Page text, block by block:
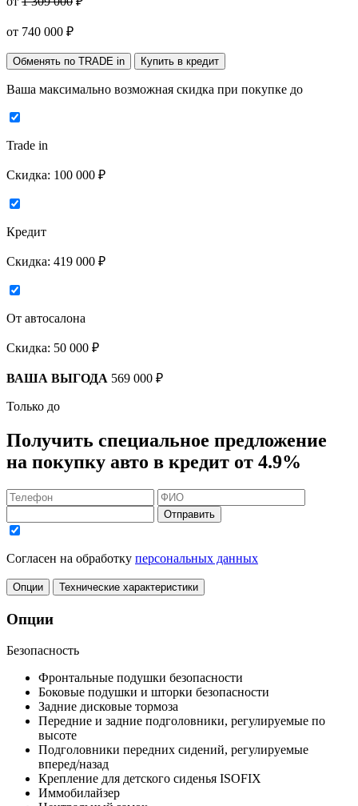
от 740 000 ₽
Обменять по TRADE in Купить в кредит
Ваша максимально возможная скидка при покупке до
Trade in
Скидка: 100 000 ₽
Кредит
Скидка: 419 000 ₽
От автосалона
Скидка: 50 000 ₽
ВАША ВЫГОДА 569 000 ₽
Только до
Получить специальное предложение
на покупку авто в кредит от 4.9%
Отправить
Согласен на обработку персональных данных
Опции Технические характеристики
Опции
Безопасность
Фронтальные подушки безопасности
Боковые подушки и шторки безопасности
Задние дисковые тормоза
Передние и задние подголовники, регулируемые по
высоте
Подголовники передних сидений, регулируемые
вперед/назад
Крепление для детского сиденья ISOFIX
Иммобилайзер